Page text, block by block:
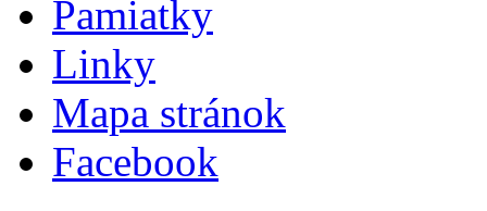
Pamiatky
Linky
Mapa stránok
Facebook